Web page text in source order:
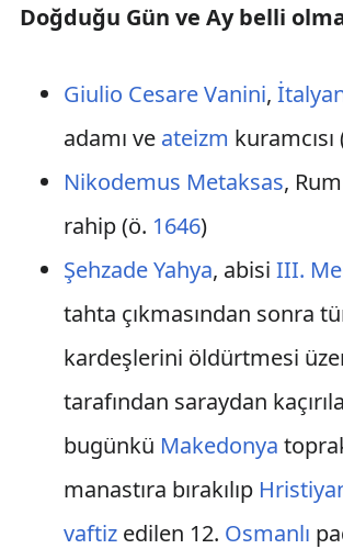
Doğduğu Gün ve Ay belli
Giulio Cesare Vanini,
adamı ve ateizm kuramcısı
Nikodemus Metaksas,
rahip (ö. 1646)
Şehzade Yahya, abisi III.
tahta çıkmasından sonra
kardeşlerini öldürtmesi
tarafından saraydan
bugünkü Makedonya
manastıra bırakılıp
vaftizedilen 12. Osmanlı